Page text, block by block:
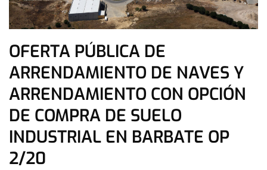
OFERTA PÚBLICA DE
ARRENDAMIENTO DE NAVES Y
ARRENDAMIENTO CON OPCIÓN
DE COMPRA DE SUELO
INDUSTRIAL EN BARBATE OP
2/20